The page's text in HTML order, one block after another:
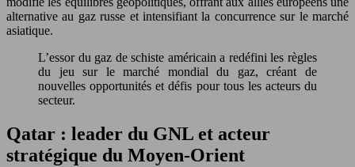
alternative au gaz russe et intensifiant la concurrence sur le marché
asiatique.
L’essor du gaz de schiste américain a redéfini les règles
du jeu sur le marché mondial du gaz, créant de
nouvelles opportunités et défis pour tous les acteurs du
secteur.
Qatar : leader du GNL et acteur
stratégique du Moyen-Orient